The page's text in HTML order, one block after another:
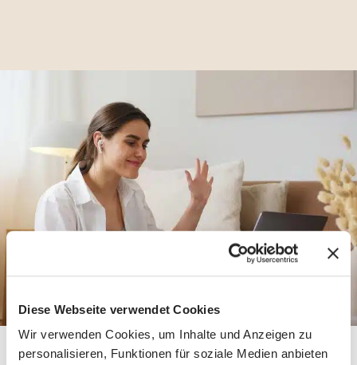
Diese Webseite verwendet Cookies
Wir verwenden Cookies, um Inhalte und Anzeigen zu
personalisieren, Funktionen für soziale Medien anbieten